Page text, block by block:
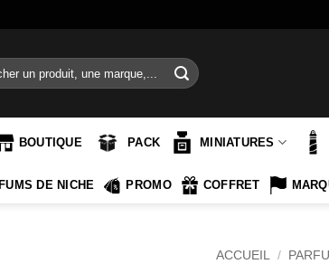
BOUTIQUE PACK MINIATURES
DE NICHE PROMO COFFRET
ACCUEIL /